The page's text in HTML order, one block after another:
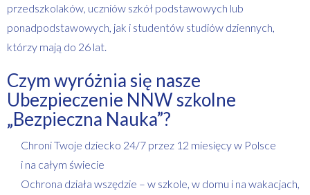
przedszkolaków, uczniów szkół podstawowych lub
ponadpodstawowych, jak i studentów studiów dziennych,
którzy mają do 26 lat.
Czym wyróżnia się nasze
Ubezpieczenie NNW szkolne
„Bezpieczna Nauka”?
Chroni Twoje dziecko 24/7 przez 12 miesięcy w Polsce
i na całym świecie
Ochrona działa wszędzie – w szkole, w domu i na wakacjach,